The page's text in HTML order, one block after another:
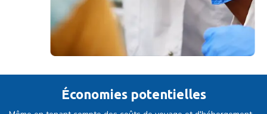
Économies potentielles